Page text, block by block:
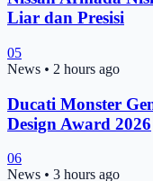
Liar dan Presisi
05
News • 2 hours ago
Ducati Monster
Design Award 2026
06
News • 3 hours ago